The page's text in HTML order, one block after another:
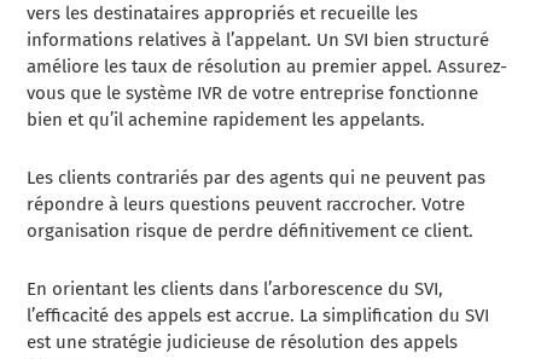
vers les destinataires appropriés et recueille les
informations relatives à l’appelant. Un SVI bien structuré
améliore les taux de résolution au premier appel. Assurez-
vous que le système IVR de votre entreprise fonctionne
bien et qu’il achemine rapidement les appelants.
Les clients contrariés par des agents qui ne peuvent pas
répondre à leurs questions peuvent raccrocher. Votre
organisation risque de perdre définitivement ce client.
En orientant les clients dans l’arborescence du SVI,
l’efficacité des appels est accrue. La simplification du SVI
est une stratégie judicieuse de résolution des appels